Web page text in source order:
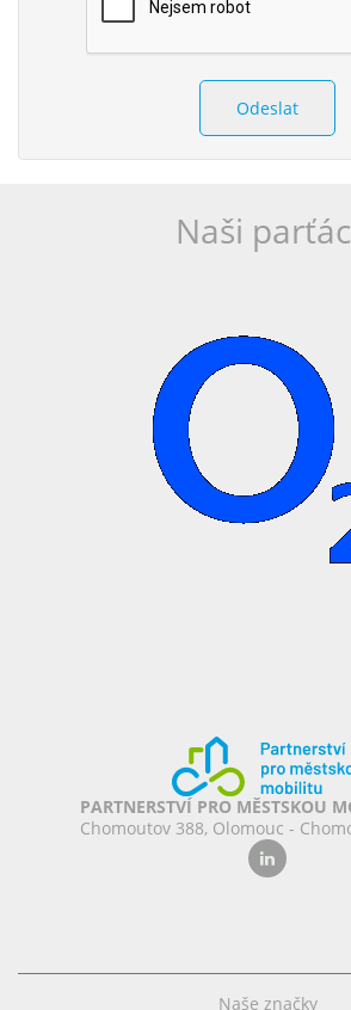
Odeslat
Naši
PARTNERSTVÍ PRO MĚSTSKOU
Chomoutov 388, Olomouc -
Naše značky